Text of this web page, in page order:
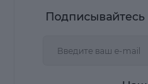
Подписывайтесь